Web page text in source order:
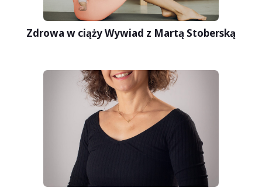
Zdrowa w ciąży Wywiad z Martą Stoberską